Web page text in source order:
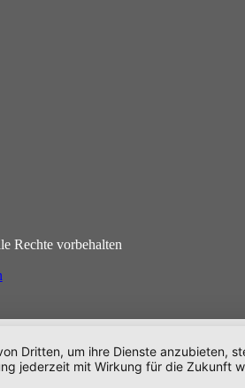
Rechte vorbehalten
Dritten, um ihre Dienste
jederzeit mit Wirkung für die Zukunft